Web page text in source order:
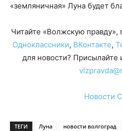
«земляничная» Луна будет
Читайте «Волжскую правду»,
Одноклассники, ВКонтакте,
для новости?
Новости
ТЕГИ Луна
новости волгоград